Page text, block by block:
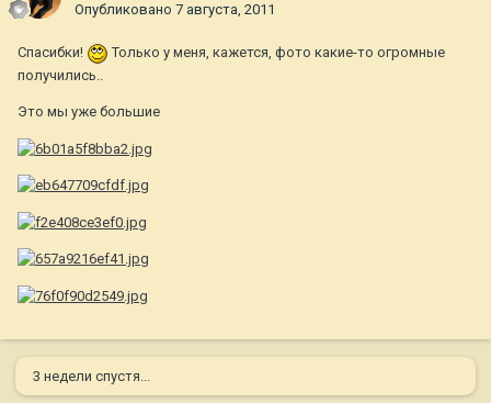
Опубликовано 7 августа, 2011
Спасибки!
Только у меня, кажется, фото какие-то огромные
получились..
Это мы уже большие
3 недели спустя...